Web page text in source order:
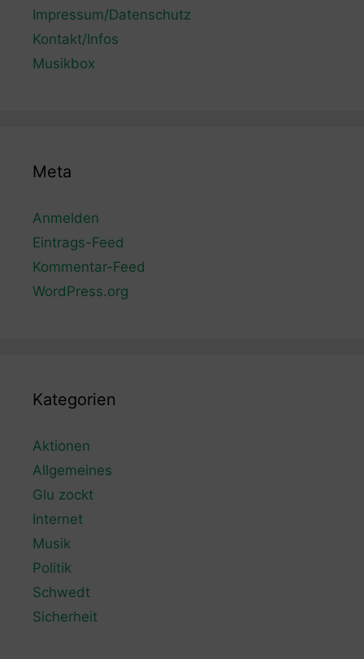
Impressum/Datenschutz
Kontakt/Infos
Musikbox
Meta
Anmelden
Eintrags-Feed
Kommentar-Feed
WordPress.org
Kategorien
Aktionen
Allgemeines
Glu zockt
Internet
Musik
Politik
Schwedt
Sicherheit